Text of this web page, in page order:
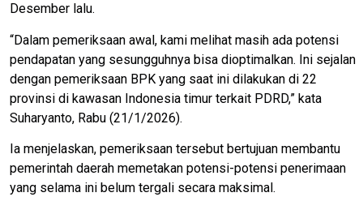
Desember lalu.
“Dalam pemeriksaan awal, kami melihat masih ada potensi
pendapatan yang sesungguhnya bisa dioptimalkan. Ini sejalan
dengan pemeriksaan BPK yang saat ini dilakukan di 22
provinsi di kawasan Indonesia timur terkait PDRD,” kata
Suharyanto, Rabu (21/1/2026).
Ia menjelaskan, pemeriksaan tersebut bertujuan membantu
pemerintah daerah memetakan potensi-potensi penerimaan
yang selama ini belum tergali secara maksimal.